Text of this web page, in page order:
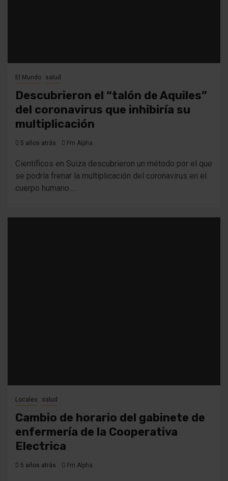
El Mundo salud
Descubrieron el “talón de Aquiles”
del coronavirus que inhibiría su
multiplicación
5 años atrás Fm Alpha
Científicos en Suiza descubrieron un método por el que
se podría frenar la multiplicación del coronavirus en el
cuerpo humano....
Locales salud
Cambio de horario del gabinete de
enfermería de la Cooperativa
Electrica
5 años atrás Fm Alpha